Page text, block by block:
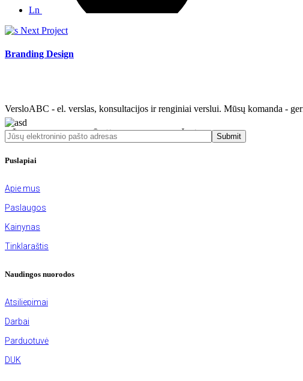
Ln
Next Project
Branding Design
VersloABC - el. verslas, konsultacijos ir renginiai verslui. Mūsų komanda -
UŽSISAKYKITE MŪSŲ NAUJIENLAIŠKĮ Submit
Puslapiai
Apie mus
Paslaugos
Kainynas
Tinklaraštis
Naudingos nuorodos
Atsiliepimai
Darbai
Parduotuvė
DUK